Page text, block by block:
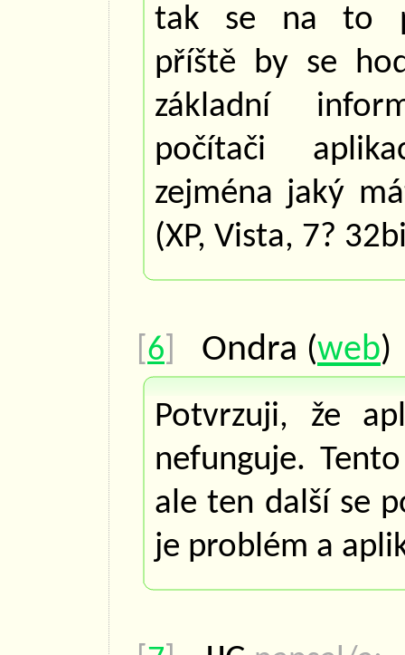
tak se na to
příště by se
základní
počítači
zejména jaký
(XP, Vista, 7?
6 Ondra (web
Potvrzuji, že
nefunguje.
ale ten další se
je problém a